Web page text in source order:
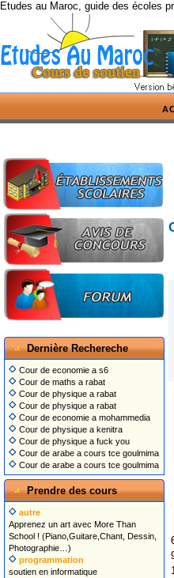
Etudes au Maroc, guide des écoles
Dernière Rechereche
Cour de economie a s6
Cour de maths a rabat
Cour de physique a rabat
Cour de physique a rabat
Cour de economie a mohammedia
Cour de physique a kenitra
Cour de physique a fuck you
Cour de arabe a cours tce goulmima
Cour de arabe a cours tce goulmima
Prendre des cours
autre
Apprenez un art avec More Than
School ! (Piano,Guitare,Chant, Dessin,
Photographie…)
programmation
soutien en informatique